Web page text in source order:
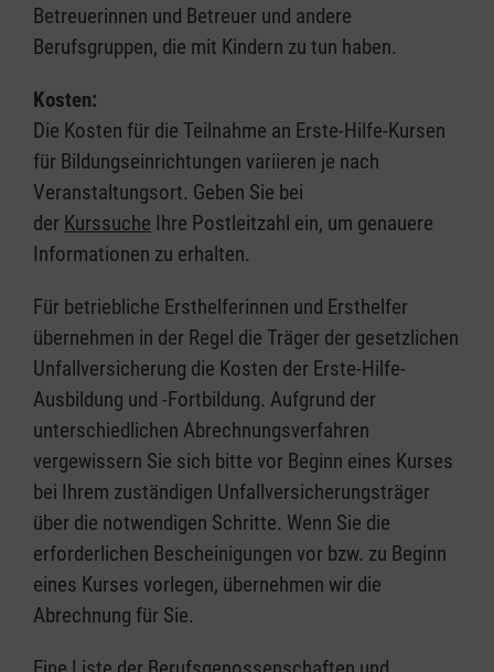
Betreuerinnen und Betreuer und andere
Berufsgruppen, die mit Kindern zu tun haben.
Kosten:
Die Kosten für die Teilnahme an Erste-Hilfe-Kursen
für Bildungseinrichtungen variieren je nach
Veranstaltungsort. Geben Sie bei
der Kurssuche Ihre Postleitzahl ein, um genauere
Informationen zu erhalten.
Für betriebliche Ersthelferinnen und Ersthelfer
übernehmen in der Regel die Träger der gesetzlichen
Unfallversicherung die Kosten der Erste-Hilfe-
Ausbildung und -Fortbildung. Aufgrund der
unterschiedlichen Abrechnungsverfahren
vergewissern Sie sich bitte vor Beginn eines Kurses
bei Ihrem zuständigen Unfallversicherungsträger
über die notwendigen Schritte. Wenn Sie die
erforderlichen Bescheinigungen vor bzw. zu Beginn
eines Kurses vorlegen, übernehmen wir die
Abrechnung für Sie.